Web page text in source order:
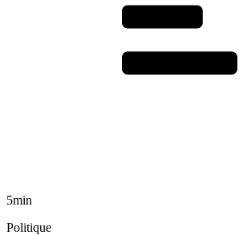
5min
Politique